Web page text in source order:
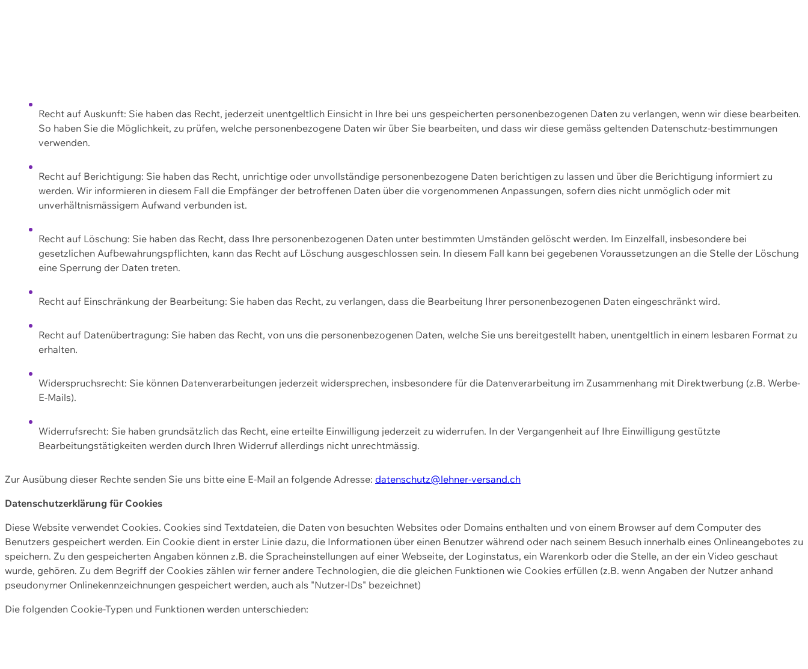
Recht auf Auskunft: Sie haben das Recht, jederzeit unentgeltlich Einsicht in Ihre bei uns gespeicherten personenbezogenen Daten zu verlangen, wenn wir diese bearbeiten.
So haben Sie die Möglichkeit, zu prüfen, welche personenbezogene Daten wir über Sie bearbeiten, und dass wir diese gemäss geltenden Datenschutz-bestimmungen
verwenden.
Recht auf Berichtigung: Sie haben das Recht, unrichtige oder unvollständige personenbezogene Daten berichtigen zu lassen und über die Berichtigung informiert zu
werden. Wir informieren in diesem Fall die Empfänger der betroffenen Daten über die vorgenommenen Anpassungen, sofern dies nicht unmöglich oder mit
unverhältnismässigem Aufwand verbunden ist.
Recht auf Löschung: Sie haben das Recht, dass Ihre personenbezogenen Daten unter bestimmten Umständen gelöscht werden. Im Einzelfall, insbesondere bei
gesetzlichen Aufbewahrungspflichten, kann das Recht auf Löschung ausgeschlossen sein. In diesem Fall kann bei gegebenen Voraussetzungen an die Stelle der Löschung
eine Sperrung der Daten treten.
Recht auf Einschränkung der Bearbeitung: Sie haben das Recht, zu verlangen, dass die Bearbeitung Ihrer personenbezogenen Daten eingeschränkt wird.
Recht auf Datenübertragung: Sie haben das Recht, von uns die personenbezogenen Daten, welche Sie uns bereitgestellt haben, unentgeltlich in einem lesbaren Format zu
erhalten.
Widerspruchsrecht: Sie können Datenverarbeitungen jederzeit widersprechen, insbesondere für die Datenverarbeitung im Zusammenhang mit Direktwerbung (z.B. Werbe-
E-Mails).
Widerrufsrecht: Sie haben grundsätzlich das Recht, eine erteilte Einwilligung jederzeit zu widerrufen. In der Vergangenheit auf Ihre Einwilligung gestützte
Bearbeitungstätigkeiten werden durch Ihren Widerruf allerdings nicht unrechtmässig.
Zur Ausübung dieser Rechte senden Sie uns bitte eine E-Mail an folgende Adresse: datenschutz@lehner-versand.ch
Datenschutzerklärung für Cookies
Diese Website verwendet Cookies. Cookies sind Textdateien, die Daten von besuchten Websites oder Domains enthalten und von einem Browser auf dem Computer des
Benutzers gespeichert werden. Ein Cookie dient in erster Linie dazu, die Informationen über einen Benutzer während oder nach seinem Besuch innerhalb eines Onlineangebotes zu
speichern. Zu den gespeicherten Angaben können z.B. die Spracheinstellungen auf einer Webseite, der Loginstatus, ein Warenkorb oder die Stelle, an der ein Video geschaut
wurde, gehören. Zu dem Begriff der Cookies zählen wir ferner andere Technologien, die die gleichen Funktionen wie Cookies erfüllen (z.B. wenn Angaben der Nutzer anhand
pseudonymer Onlinekennzeichnungen gespeichert werden, auch als "Nutzer-IDs" bezeichnet)
Die folgenden Cookie-Typen und Funktionen werden unterschieden: